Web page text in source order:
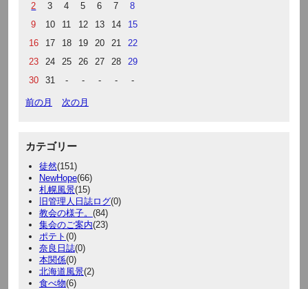
2
3 4 5 6 7
8
9
10 11 12 13 14
15
16
17 18 19 20 21
22
23
24 25 26 27 28
29
30
31 - - - - -
前の月 次の月
カテゴリー
徒然(151)
NewHope(66)
札幌風景(15)
旧管理人日誌ログ(0)
教会の様子。 (84)
集会のご案内(23)
ポテト (0)
奈良日誌(0)
本関係(0)
北海道風景(2)
食べ物(6)